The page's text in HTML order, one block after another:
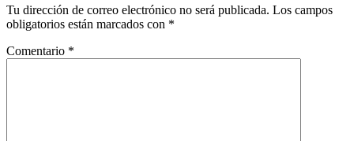
Tu dirección de correo electrónico no será publicada. Los campos
obligatorios están marcados con *
Comentario *